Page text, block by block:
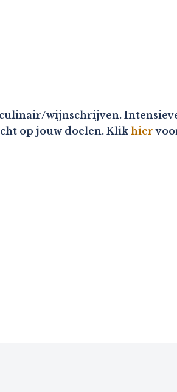
wijnschrijven.
op jouw doelen. Klik hier